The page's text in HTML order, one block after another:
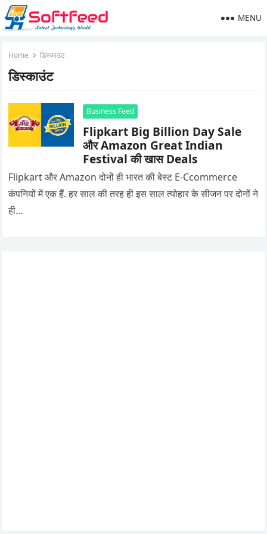
MENU
Home डिस्काउंट
डिस्काउंट
Business Feed
Flipkart Big Billion Day Sale
और Amazon Great Indian
Festival की खास Deals
Flipkart और Amazon दोनों ही भारत की बेस्ट E-Ccommerce
कंपनियों में एक हैं. हर साल की तरह ही इस साल त्योहार के सीजन पर दोनों ने
ही…